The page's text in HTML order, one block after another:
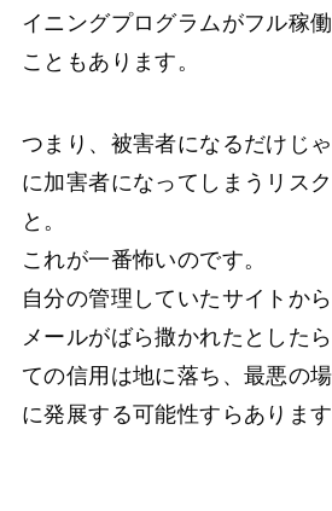
イニングプログラムがフル稼
こともあります。
つまり、被害者になるだけじ
に加害者になってしまうリス
と。
これが一番怖いのです。
自分の管理していたサイトか
メールがばら撒かれたとした
ての信用は地に落ち、最悪の
に発展する可能性すらあります